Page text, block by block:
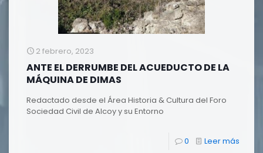
2 febrero, 2023
ANTE EL DERRUMBE DEL ACUEDUCTO DE LA
MÁQUINA DE DIMAS
Redactado desde el Área Historia & Cultura del Foro
Sociedad Civil de Alcoy y su Entorno
0 Leer más